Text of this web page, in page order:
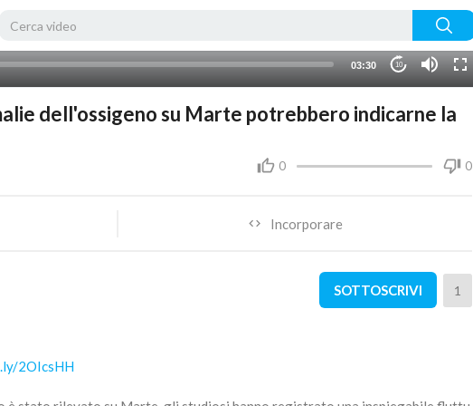
03:30 10
dell'ossigeno su Marte potrebbero indicarne la
0 0
Incorporare
SOTTOSCRIVI 1
2OIcsHH